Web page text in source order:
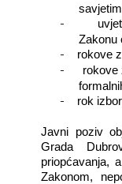
-
Zakonu
- rokove
-
rokove
- rok
Javni poziv
Grada
priopćavanja,
Zakonom,